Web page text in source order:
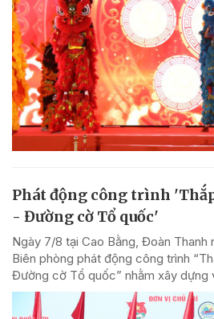
Phát động công trình
- Đường cờ Tổ quốc'
Ngày 7/8 tại Cao Bằng, Đoàn Thanh
Biên phòng phát động công trình
Đường cờ Tổ quốc” nhằm xây dựng